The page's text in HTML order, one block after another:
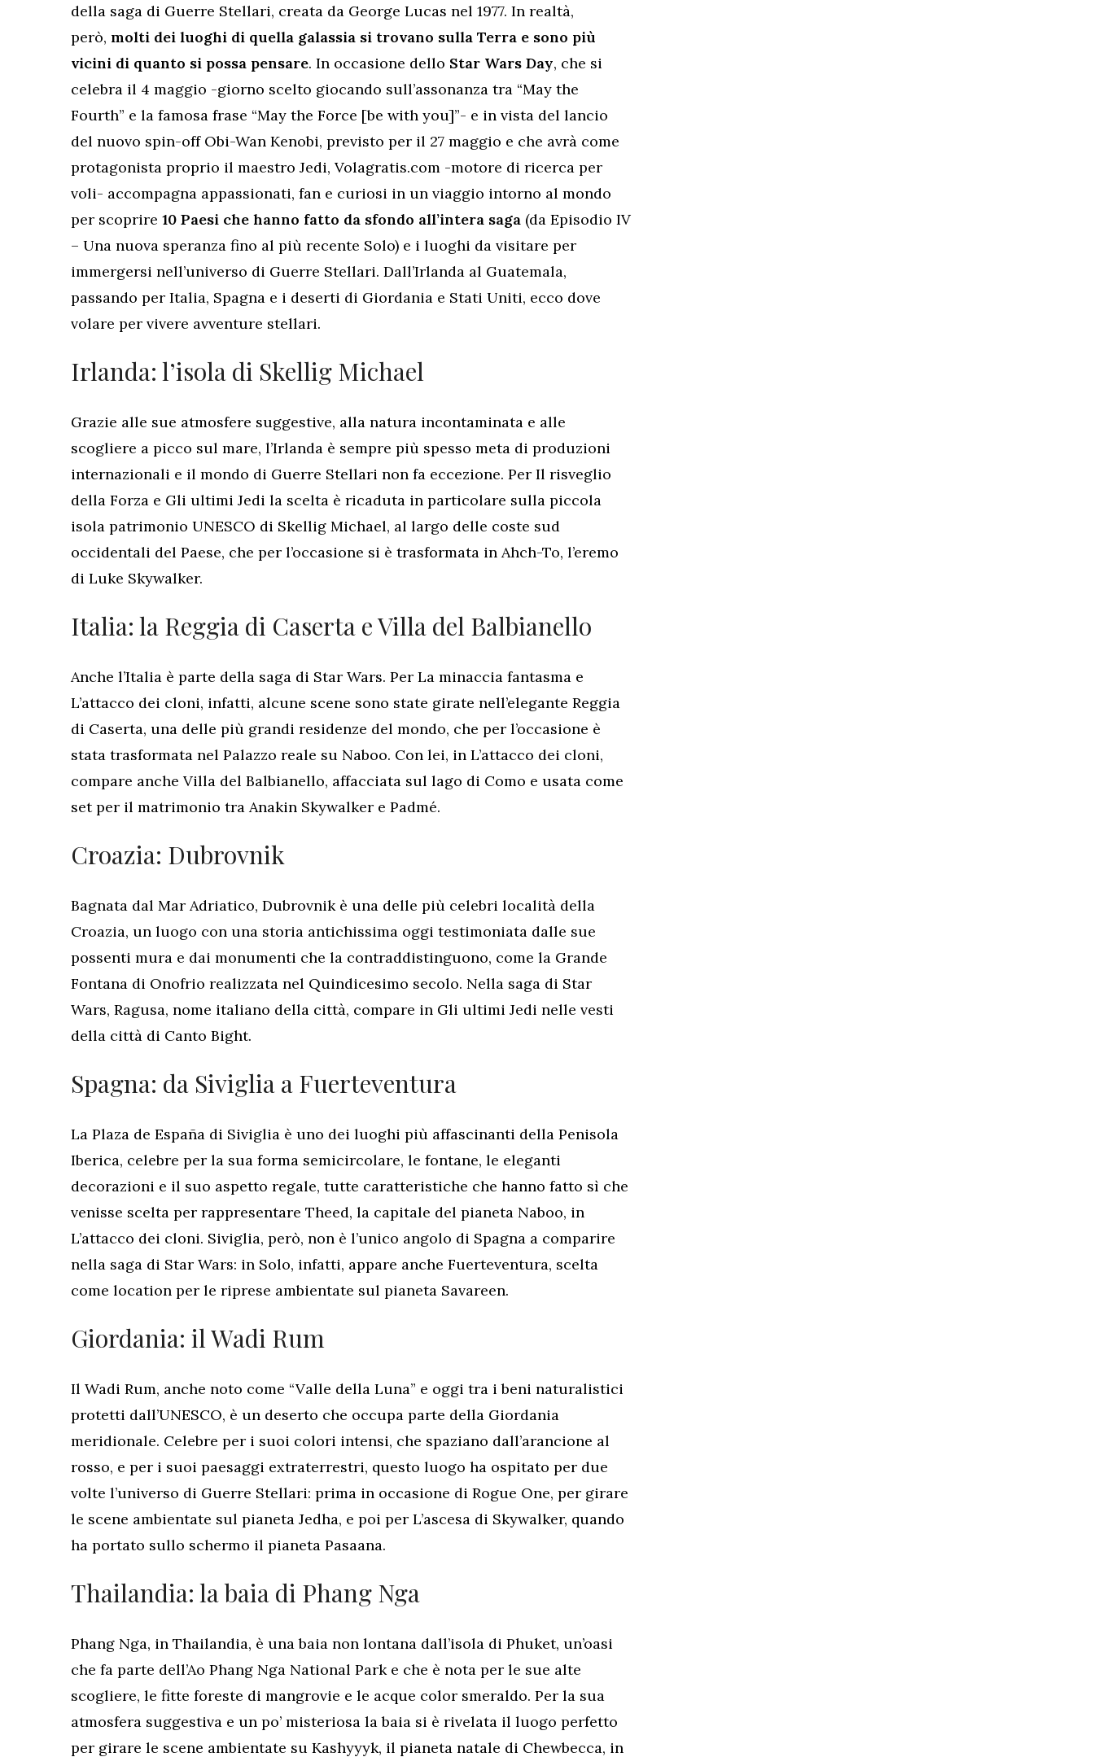
della saga di Guerre Stellari, creata da George Lucas nel 1977. In realtà,
però, molti dei luoghi di quella galassia si trovano sulla Terra e sono più
vicini di quanto si possa pensare. In occasione dello Star Wars Day, che si
celebra il 4 maggio -giorno scelto giocando sull’assonanza tra “May the
Fourth” e la famosa frase “May the Force [be with you]”- e in vista del lancio
del nuovo spin-off Obi-Wan Kenobi, previsto per il 27 maggio e che avrà come
protagonista proprio il maestro Jedi, Volagratis.com -motore di ricerca per
voli- accompagna appassionati, fan e curiosi in un viaggio intorno al mondo
per scoprire 10 Paesi che hanno fatto da sfondo all’intera saga (da Episodio IV
– Una nuova speranza fino al più recente Solo) e i luoghi da visitare per
immergersi nell’universo di Guerre Stellari. Dall’Irlanda al Guatemala,
passando per Italia, Spagna e i deserti di Giordania e Stati Uniti, ecco dove
volare per vivere avventure stellari.
Irlanda: l’isola di Skellig Michael
Grazie alle sue atmosfere suggestive, alla natura incontaminata e alle
scogliere a picco sul mare, l’Irlanda è sempre più spesso meta di produzioni
internazionali e il mondo di Guerre Stellari non fa eccezione. Per Il risveglio
della Forza e Gli ultimi Jedi la scelta è ricaduta in particolare sulla piccola
isola patrimonio UNESCO di Skellig Michael, al largo delle coste sud
occidentali del Paese, che per l’occasione si è trasformata in Ahch-To, l’eremo
di Luke Skywalker.
Italia: la Reggia di Caserta e Villa del Balbianello
Anche l’Italia è parte della saga di Star Wars. Per La minaccia fantasma e
L’attacco dei cloni, infatti, alcune scene sono state girate nell’elegante Reggia
di Caserta, una delle più grandi residenze del mondo, che per l’occasione è
stata trasformata nel Palazzo reale su Naboo. Con lei, in L’attacco dei cloni,
compare anche Villa del Balbianello, affacciata sul lago di Como e usata come
set per il matrimonio tra Anakin Skywalker e Padmé.
Croazia: Dubrovnik
Bagnata dal Mar Adriatico, Dubrovnik è una delle più celebri località della
Croazia, un luogo con una storia antichissima oggi testimoniata dalle sue
possenti mura e dai monumenti che la contraddistinguono, come la Grande
Fontana di Onofrio realizzata nel Quindicesimo secolo. Nella saga di Star
Wars, Ragusa, nome italiano della città, compare in Gli ultimi Jedi nelle vesti
della città di Canto Bight.
Spagna: da Siviglia a Fuerteventura
La Plaza de España di Siviglia è uno dei luoghi più affascinanti della Penisola
Iberica, celebre per la sua forma semicircolare, le fontane, le eleganti
decorazioni e il suo aspetto regale, tutte caratteristiche che hanno fatto sì che
venisse scelta per rappresentare Theed, la capitale del pianeta Naboo, in
L’attacco dei cloni. Siviglia, però, non è l’unico angolo di Spagna a comparire
nella saga di Star Wars: in Solo, infatti, appare anche Fuerteventura, scelta
come location per le riprese ambientate sul pianeta Savareen.
Giordania: il Wadi Rum
Il Wadi Rum, anche noto come “Valle della Luna” e oggi tra i beni naturalistici
protetti dall’UNESCO, è un deserto che occupa parte della Giordania
meridionale. Celebre per i suoi colori intensi, che spaziano dall’arancione al
rosso, e per i suoi paesaggi extraterrestri, questo luogo ha ospitato per due
volte l’universo di Guerre Stellari: prima in occasione di Rogue One, per girare
le scene ambientate sul pianeta Jedha, e poi per L’ascesa di Skywalker, quando
ha portato sullo schermo il pianeta Pasaana.
Thailandia: la baia di Phang Nga
Phang Nga, in Thailandia, è una baia non lontana dall’isola di Phuket, un’oasi
che fa parte dell’Ao Phang Nga National Park e che è nota per le sue alte
scogliere, le fitte foreste di mangrovie e le acque color smeraldo. Per la sua
atmosfera suggestiva e un po’ misteriosa la baia si è rivelata il luogo perfetto
per girare le scene ambientate su Kashyyyk, il pianeta natale di Chewbecca, in